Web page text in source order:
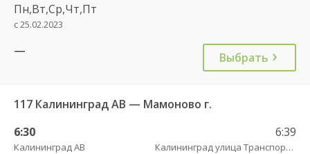
Пн,Вт,Ср,Чт,Пт
с 25.02.2023
— Выбрать
117 Калининград АВ — Мамоново г.
6:30
Калининград АВ
6:39
Калининград улица Транспортая